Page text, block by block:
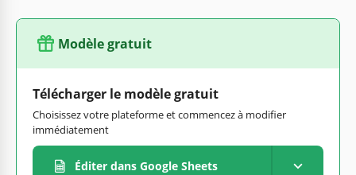
Modèle gratuit
Télécharger le modèle gratuit
Choisissez votre plateforme et commencez à modifier
immédiatement
Éditer dans Google Sheets